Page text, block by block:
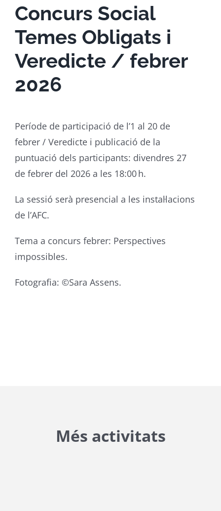
Concurs Social
Temes Obligats i
Veredicte / febrer
2026
Període de participació de l’1 al 20 de
febrer / Veredicte i publicació de la
puntuació dels participants: divendres 27
de febrer del 2026 a les 18:00 h.
La sessió serà presencial a les instal·lacions
de l’AFC.
Tema a concurs febrer: Perspectives
impossibles.
Fotografia: ©Sara Assens.
Més activitats